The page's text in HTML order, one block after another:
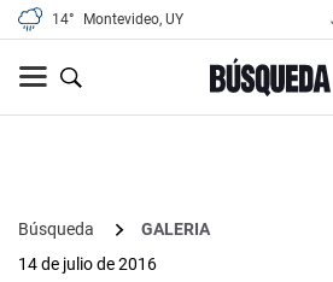
14° Montevideo, UY
Búsqueda
GALERIA
14 de julio de 2016